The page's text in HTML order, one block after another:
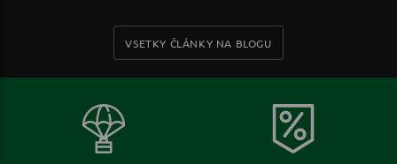
VSETKY ČLÁNKY NA BLOGU